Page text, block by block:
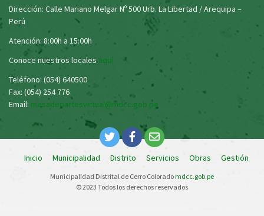
Dirección: Calle Mariano Melgar Nº 500 Urb. La Libertad / Arequipa –
Perú
Atención: 8:00h a 15:00h
Conoce nuestros locales aquí
Teléfono: (054) 640500
Fax: (054) 254 776
Email: mesadepartesvirtual@mdcc.gob.pe
Inicio Municipalidad Distrito Servicios Obras Gestión
Municipalidad Distrital de Cerro Coloradomdcc.gob.pe
© 2023 Todos los derechos reservados